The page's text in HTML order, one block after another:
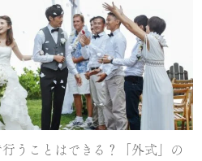
うことはできる？「外式」の